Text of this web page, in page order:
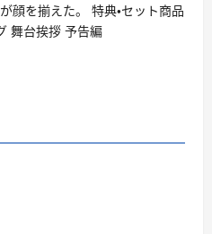
顔を揃えた。 特典・セット商品
舞台挨拶 予告編